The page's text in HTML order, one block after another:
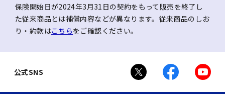
保険開始日が2024年3月31日の契約をもって販売を終了し
た従来商品とは補償内容などが異なります。従来商品のしお
り・約款はこちらをご確認ください。
公式SNS